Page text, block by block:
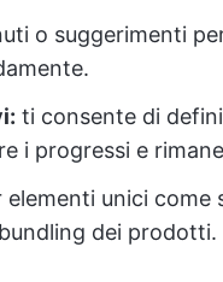
o suggerimenti
ti consente di
i progressi e
unici come
dei prodotti.